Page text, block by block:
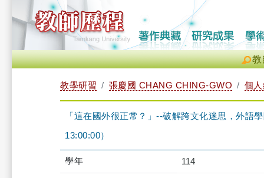
教
教學研習 張慶國 CHANG CHING-GWO 個
「這在國外很正常？」--破解跨文化迷思，外語
13:00:00）
學年 114